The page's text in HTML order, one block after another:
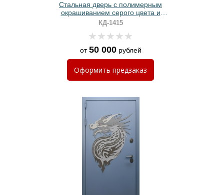
Стальная дверь с полимерным
окрашиванием серого цвета и
вертикальными черными рейками
КД-1415
от50 000рублей
Оформить предзаказ